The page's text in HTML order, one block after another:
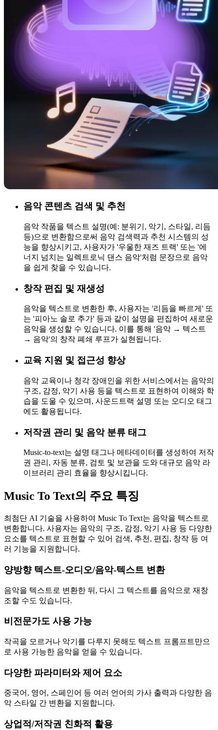
음악 콘텐츠 검색 및 추천
음악 작품을 텍스트 설명(예: 분위기, 악기, 스타일, 리듬
등)으로 변환함으로써 음악 검색력과 추천 시스템의 성
능을 향상시키고, 사용자가 '우울한 재즈 트랙' 또는 '에
너지 넘치는 일렉트로닉 댄스 음악'처럼 문장으로 음악
을 쉽게 찾을 수 있습니다.
창작 편집 및 재생성
음악을 텍스트로 변환한 후, 사용자는 '리듬을 빠르게' 또
는 '피아노 솔로 추가' 등과 같이 설명을 편집하여 새로운
음악을 생성할 수 있습니다. 이를 통해 '음악 → 텍스트
→ 음악'의 창작 폐쇄 루프가 실현됩니다.
교육 지원 및 접근성 향상
음악 교육이나 청각 장애인을 위한 서비스에서는 음악의
구조, 감정, 악기 사용 등을 텍스트로 표현하여 이해와 학
습을 도울 수 있으며, 사운드트랙 설명 또는 오디오 태그
에도 활용됩니다.
저작권 관리 및 음악 분류 태그
Music-to-text는 설명 태그나 메타데이터를 생성하여 저작
권 관리, 자동 분류, 검토 및 보관을 도와 대규모 음악 라
이브러리 관리 효율을 향상시킵니다.
Music To Text의 주요 특징
최첨단 AI 기술을 사용하여 Music To Text는 음악을 텍스트로
변환합니다. 사용자는 음악의 구조, 감정, 악기 사용 등 다양한
요소를 텍스트로 표현할 수 있어 검색, 추천, 편집, 창작 등 여
러 기능을 지원합니다.
양방향 텍스트-오디오/음악-텍스트 변환
음악을 텍스트로 변환한 뒤, 다시 그 텍스트를 음악으로 재창
조할 수도 있습니다.
비전문가도 사용 가능
작곡을 모르거나 악기를 다루지 못해도 텍스트 프롬프트만으
로 사용 가능한 음악을 얻을 수 있습니다.
다양한 파라미터와 제어 요소
중국어, 영어, 스페인어 등 여러 언어의 가사 출력과 다양한 음
악 스타일 간 변환을 지원합니다.
상업적/저작권 친화적 활용